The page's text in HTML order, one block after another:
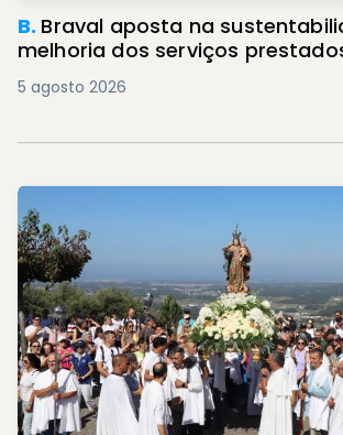
B. Braval aposta na
melhoria dos serviços
5 agosto 2026